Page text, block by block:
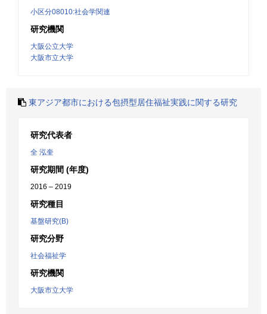
小区分08010:社会学関連
研究機関
大阪公立大学
大阪市立大学
東アジア都市における包摂型居住福祉実践に関する研究
研究代表者
全 泓奎
研究期間 (年度)
2016 – 2019
研究種目
基盤研究(B)
研究分野
社会福祉学
研究機関
大阪市立大学